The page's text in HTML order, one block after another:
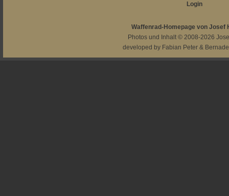
Login
Waffenrad-Homepage von Josef
Photos und Inhalt © 2008-2026
developed by Fabian Peter &